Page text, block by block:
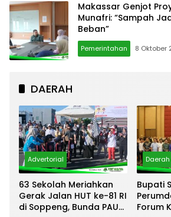
Makassar Genjot
Munafri: “Sampah
Beban”
Pemerintahan 8 Oktober
DAERAH
Advertorial
63 Sekolah Meriahkan
Gerak Jalan HUT ke-81 RI
di Soppeng, Bunda PAUD:
Daerah
Bupati
Forum